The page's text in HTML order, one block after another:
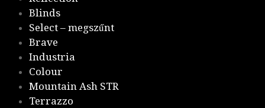
Blinds
Select – megszűnt
Brave
Industria
Colour
Mountain Ash STR
Terrazzo